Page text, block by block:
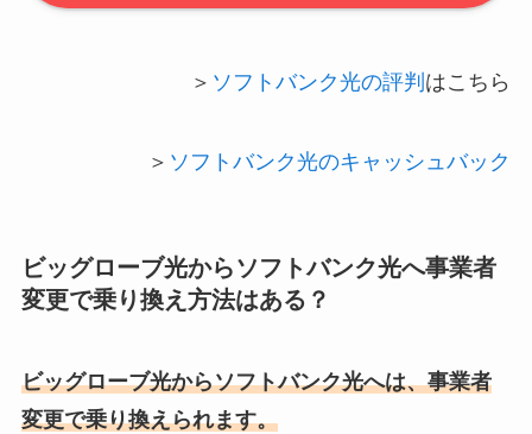
＞ ソフトバンク光の評判 はこちら
＞ ソフトバンク光のキャッシュバック
ビッグローブ光からソフトバンク光へ事業者
変更で乗り換え方法はある？
ビッグローブ光からソフトバンク光へは、事業者
変更で乗り換えられます。